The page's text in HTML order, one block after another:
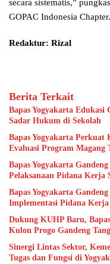
secara sistematis,”
GOPAC Indonesia Chapter.
Redaktur: Rizal
Berita Terkait
Bapas Yogyakarta Edukasi
Sadar Hukum di Sekolah
Bapas Yogyakarta Perkuat
Evaluasi Program Magang
Bapas Yogyakarta
Pelaksanaan Pidana Kerja
Bapas Yogyakarta
Implementasi Pidana
Dukung KUHP Baru,
Kulon Progo Gandeng
Sinergi Lintas Sektor,
Tugas dan Fungsi di